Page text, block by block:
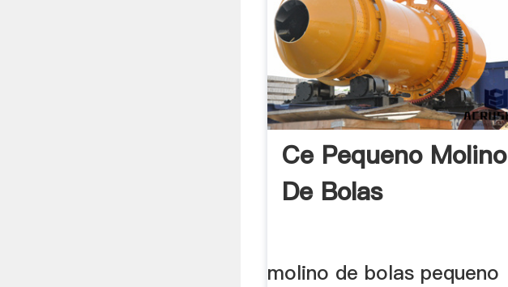
Ce Pequeno Molino
De Bolas
molino de bolas pequeno